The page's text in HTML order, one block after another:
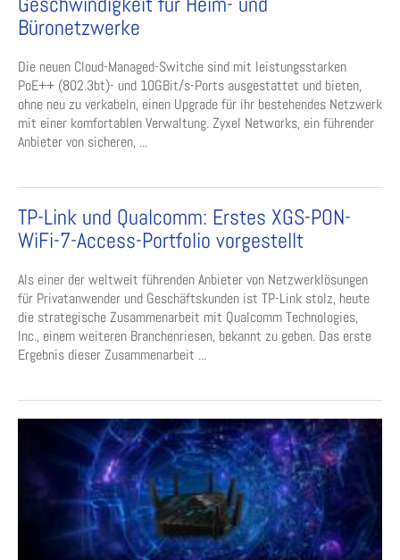
Büronetzwerke
Die neuen Cloud-Managed-Switche sind mit leistungsstarken
PoE++ (802.3bt)- und 10GBit/s-Ports ausgestattet und bieten,
ohne neu zu verkabeln, einen Upgrade für ihr bestehendes Netzwerk
mit einer komfortablen Verwaltung. Zyxel Networks, ein führender
Anbieter von sicheren, ...
TP-Link und Qualcomm: Erstes XGS-PON-
WiFi-7-Access-Portfolio vorgestellt
Als einer der weltweit führenden Anbieter von Netzwerklösungen
für Privatanwender und Geschäftskunden ist TP-Link stolz, heute
die strategische Zusammenarbeit mit Qualcomm Technologies,
Inc., einem weiteren Branchenriesen, bekannt zu geben. Das erste
Ergebnis dieser Zusammenarbeit ...